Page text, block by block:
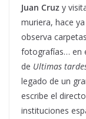
Juan Cruz y
muriera, hace
observa
fotografías… en
de Ultimas
legado de un
escribe el
instituciones